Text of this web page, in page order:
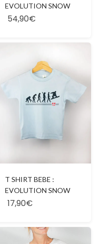
EVOLUTION SNOW
54,90€
T SHIRT BEBE :
EVOLUTION SNOW
17,90€